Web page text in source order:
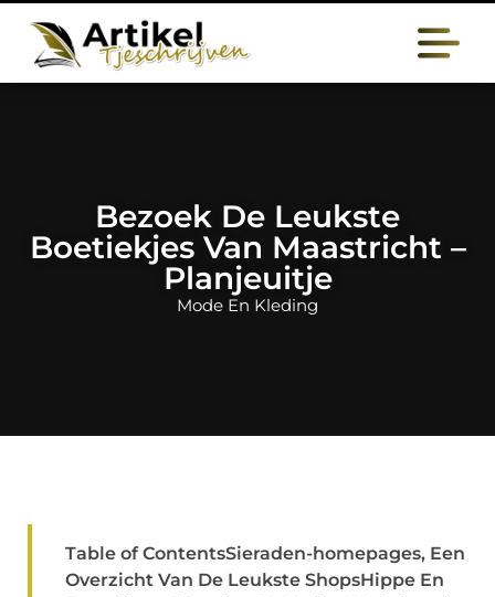
Bezoek De Leukste
Boetiekjes Van Maastricht –
Planjeuitje
Mode En Kleding
Table of ContentsSieraden-homepages, Een
Overzicht Van De Leukste ShopsHippe En